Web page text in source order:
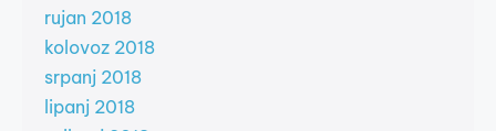
rujan 2018
kolovoz 2018
srpanj 2018
lipanj 2018